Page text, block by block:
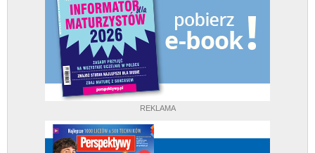
REKLAMA